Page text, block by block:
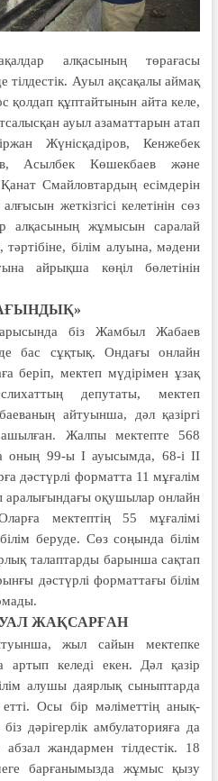
алқасының төрағасы
тілдестік. Ауыл ақсақалы аймақ
қолдап құп­тайтынын айта келе,
ауыл аза­мат­тарын атап
Жүнісқадіров, Кенжебек
Асылбек Көшекбаев және
Смайловтардың есімдерін
жеткізгісі ке­ле­ті­нін сөз
алқасының жұмысын саралай
білім алуына, мәдени
айрықша көңіл бөлетінін
біз Жамбыл Жабаев
бас сұқтық. Ондағы онлайн
беріп, мектеп мүдірімен ұзақ
депутаты, мектеп
айтуынша, дәл қазіргі
Жалпы мектепте 568
оның 99-ы І ауысымда, 68-і ІІ
дәстүрлі форматта 11 мұғалім
аралығындағы оқушылар онлайн
мектептің 55 мұғалімі
беруде. Сөз соңында білім
талаптарды барынша сақ­тап
дәстүрлі форматтағы білім
ЖАҚСАРҒАН
жыл сайын мектепке
келеді екен. Дәл қазір
алушы даярлық сыныптарда
Осы бір мәліметтің анық-
дәрігерлік амбулаторияға да
жандармен тілдестік. 18
барғанымызда жұмыс қызу